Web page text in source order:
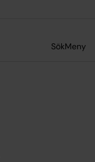
SökMeny